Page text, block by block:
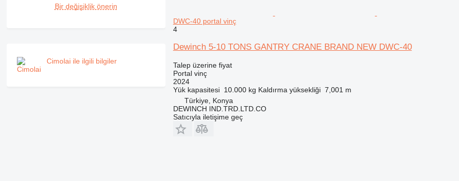
Bir değişiklik önerin
Cimolai ile ilgili bilgiler
DWC-40 portal vinç
4
Dewinch 5-10 TONS GANTRY CRANE BRAND NEW DWC-40
Talep üzerine fiyat
Portal vinç
2024
Yük kapasitesi 10.000 kg Kaldırma yüksekliği 7,001 m
Türkiye, Konya
DEWINCH IND.TRD.LTD.CO
Satıcıyla iletişime geç